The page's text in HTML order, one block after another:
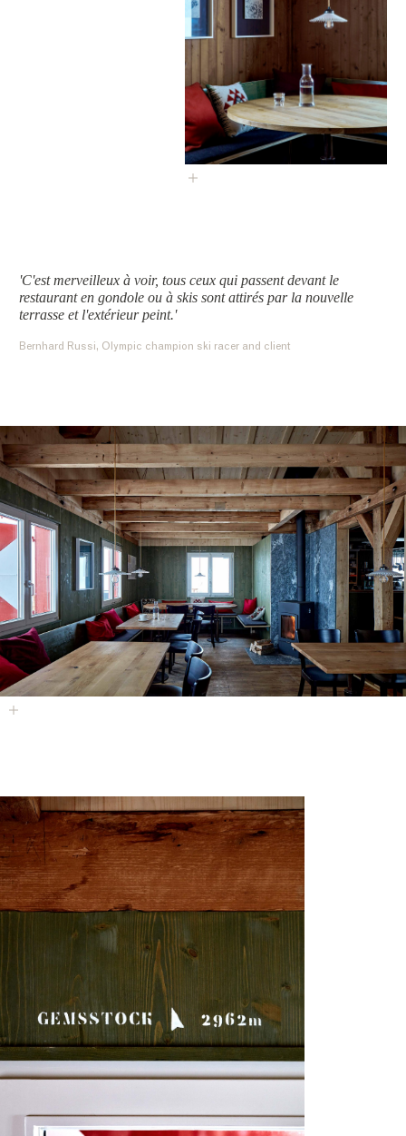
'C'est merveilleux à voir, tous ceux qui passent devant le
restaurant en gondole ou à skis sont attirés par la nouvelle
terrasse et l'extérieur peint.'
Bernhard Russi, Olympic champion ski racer and client